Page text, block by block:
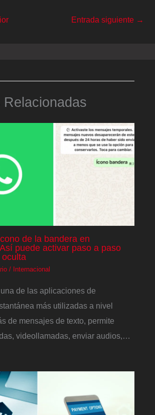
Entrada siguiente →
Relacionadas
de la bandera en
puede activar paso a paso
/ Internacional
de las aplicaciones de
más utilizadas a nivel
de mensajes de texto, permite
videollamadas, enviar audios,…